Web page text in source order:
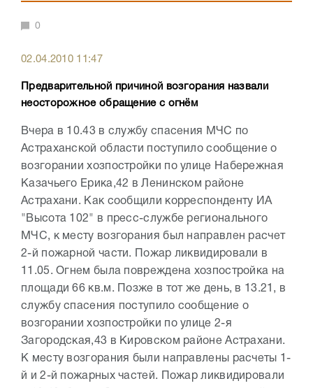
0
02.04.2010 11:47
Предварительной причиной возгорания назвали
неосторожное обращение с огнём
Вчера в 10.43 в службу спасения МЧС по
Астраханской области поступило сообщение о
возгорании хозпостройки по улице Набережная
Казачьего Ерика,42 в Ленинском районе
Астрахани. Как сообщили корреспонденту ИА
"Высота 102" в пресс-службе регионального
МЧС, к месту возгорания был направлен расчет
2-й пожарной части. Пожар ликвидировали в
11.05. Огнем была повреждена хозпостройка на
площади 66 кв.м. Позже в тот же день, в 13.21, в
службу спасения поступило сообщение о
возгорании хозпостройки по улице 2-я
Загородская,43 в Кировском районе Астрахани.
К месту возгорания были направлены расчеты 1-
й и 2-й пожарных частей. Пожар ликвидировали